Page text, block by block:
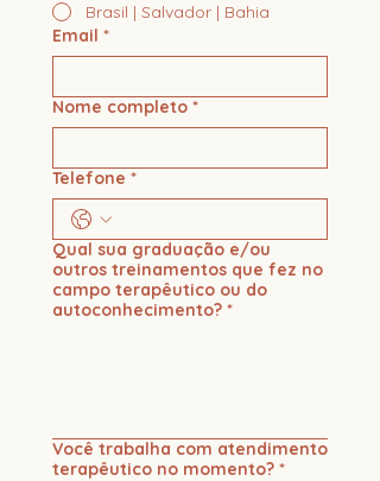
Brasil | Salvador | Bahia
Email *
Nome completo *
Telefone *
Qual sua graduação e/ou
outros treinamentos que fez no
campo terapêutico ou do
autoconhecimento? *
Você trabalha com atendimento
terapêutico no momento? *